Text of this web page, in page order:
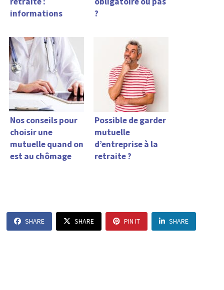
informations
?
Nos conseils pour
choisir une
mutuelle quand on
est au chômage
Possible de garder
mutuelle
d’entreprise à la
retraite ?
SHARE SHARE PIN IT SHARE